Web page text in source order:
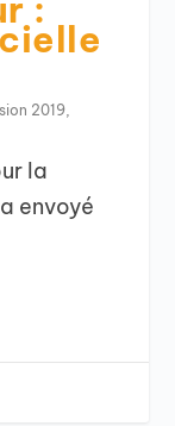
:
2019
la
envoyé